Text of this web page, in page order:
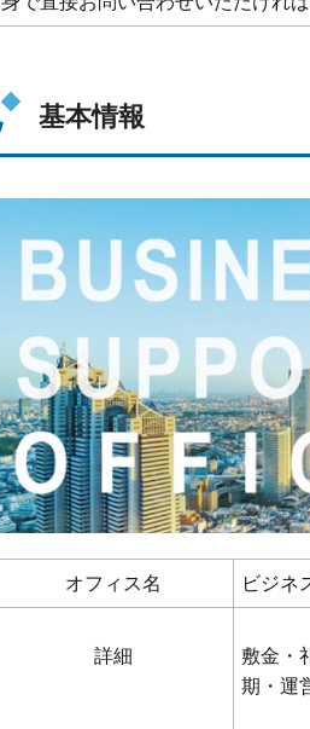
基本情報
オフィス名 ビジネ
詳細
敷金・
期・運